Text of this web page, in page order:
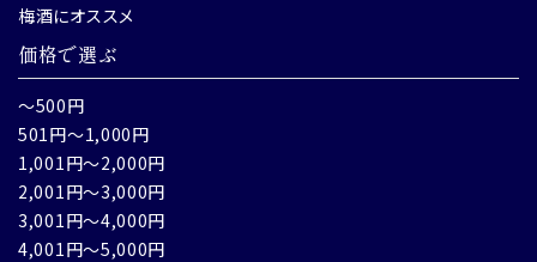
梅酒にオススメ
価格で選ぶ
～500円
501円～1,000円
1,001円～2,000円
2,001円～3,000円
3,001円～4,000円
4,001円～5,000円